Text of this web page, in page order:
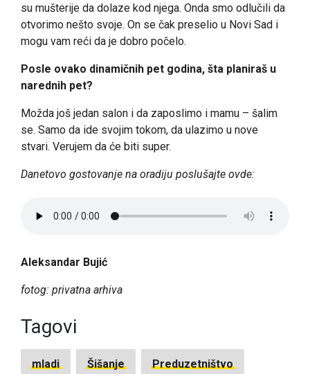
su mušterije da dolaze kod njega. Onda smo odlučili da
otvorimo nešto svoje. On se čak preselio u Novi Sad i
mogu vam reći da je dobro počelo.
Posle ovako dinamičnih pet godina, šta planiraš u
narednih pet?
Možda još jedan salon i da zaposlimo i mamu – šalim
se. Samo da ide svojim tokom, da ulazimo u nove
stvari. Verujem da će biti super.
Danetovo gostovanje na oradiju poslušajte ovde:
Aleksandar Bujić
fotog: privatna arhiva
Tagovi
mladi Šišanje Preduzetništvo